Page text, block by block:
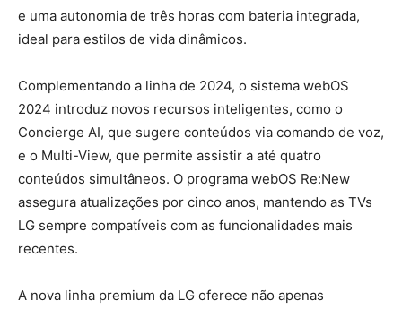
e uma autonomia de três horas com bateria integrada,
ideal para estilos de vida dinâmicos.
Complementando a linha de 2024, o sistema webOS
2024 introduz novos recursos inteligentes, como o
Concierge AI, que sugere conteúdos via comando de voz,
e o Multi-View, que permite assistir a até quatro
conteúdos simultâneos. O programa webOS Re:New
assegura atualizações por cinco anos, mantendo as TVs
LG sempre compatíveis com as funcionalidades mais
recentes.
A nova linha premium da LG oferece não apenas